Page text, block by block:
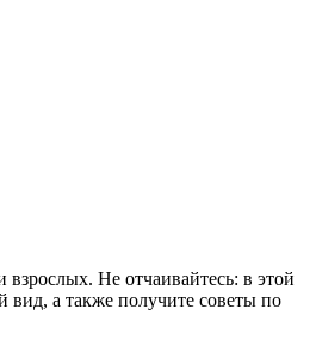
Не отчаивайтесь: в этой
а также получите советы по